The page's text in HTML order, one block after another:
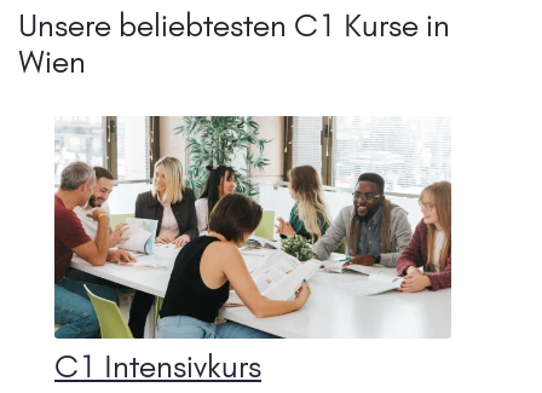
Unsere beliebtesten C1 Kurse in
Wien
C1 Intensivkurs